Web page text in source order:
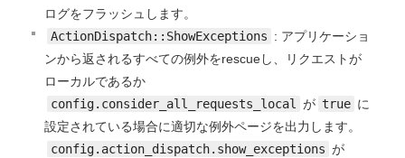
ログをフラッシュします。
ActionDispatch::ShowExceptions : アプリケーショ
ンから返されるすべての例外をrescueし、リクエストが
ローカルであるか
config.consider_all_requests_local が true に
設定されている場合に適切な例外ページを出力します。
config.action_dispatch.show_exceptions が